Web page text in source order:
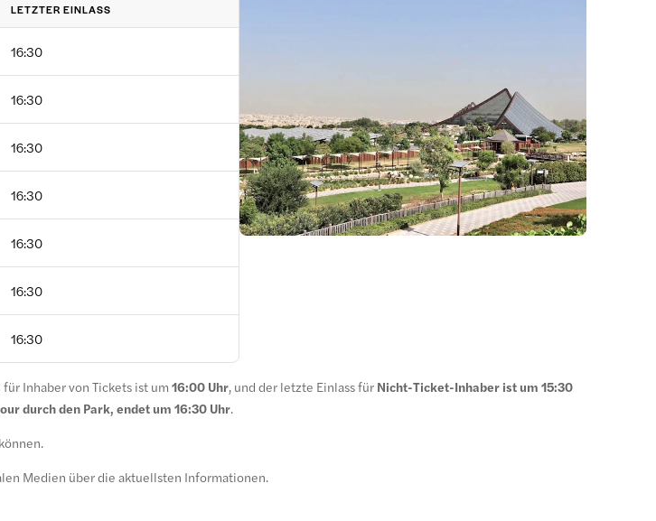
LETZTER EINLASS
16:30
16:30
16:30
16:30
16:30
16:30
16:30
für Inhaber von Tickets ist um 16:00 Uhr, und der letzte Einlass für Nicht-Ticket-Inhaber ist um 15:30
durch den Park, endet um 16:30 Uhr.
Medien über die aktuellsten Informationen.